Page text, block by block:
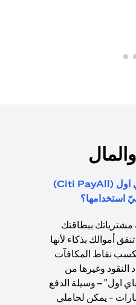
ما هي ميزة سيتي باي اول (Citi PayAll)
استخدامها؟
ببطاقتك
أموالك بذكاء لأنها
نقاط المكافآت
النقود وغيرها من
اول" – وسيلة الدفع
- يمكن لحاملي